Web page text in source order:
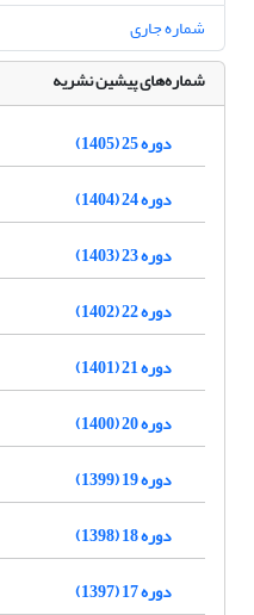
شماره جاری
شماره‌های پیشین نشریه
دوره 25 (1405)
دوره 24 (1404)
دوره 23 (1403)
دوره 22 (1402)
دوره 21 (1401)
دوره 20 (1400)
دوره 19 (1399)
دوره 18 (1398)
دوره 17 (1397)